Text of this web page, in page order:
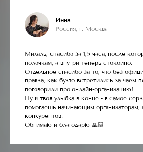
Инна
Россия, г. Москва
Михаль, спасибо за 1,5 часа, после
полочкам, а внутри теперь спокойно.
Отдельное спасибо за то, что без
правда, как будто встретились за чаем
поговорили про онлайн-организацию!
Ну и твоя улыбка в конце - в самое
помогаешь начинающим организаторам,
конкурентов.
Обнимаю и благодарю 🙏🏻